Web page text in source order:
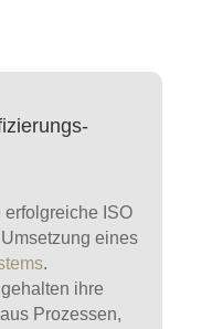
erfolgreiche ISO
eines
.
ihre
Prozessen,